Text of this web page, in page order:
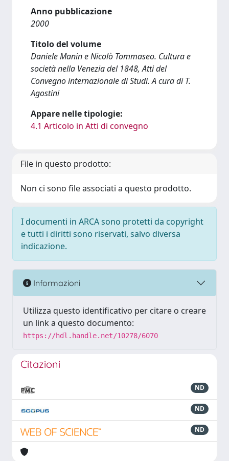
Anno pubblicazione
2000
Titolo del volume
Daniele Manin e Nicolò Tommaseo. Cultura e
società nella Venezia del 1848, Atti del
Convegno internazionale di Studi. A cura di T.
Agostini
Appare nelle tipologie:
4.1 Articolo in Atti di convegno
File in questo prodotto:
Non ci sono file associati a questo prodotto.
I documenti in ARCA sono protetti da copyright
e tutti i diritti sono riservati, salvo diversa
indicazione.
Informazioni
Utilizza questo identificativo per citare o creare
un link a questo documento:
https://hdl.handle.net/10278/6070
Citazioni
ND
ND
ND